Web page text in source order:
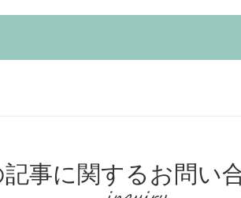
事に関するお問い